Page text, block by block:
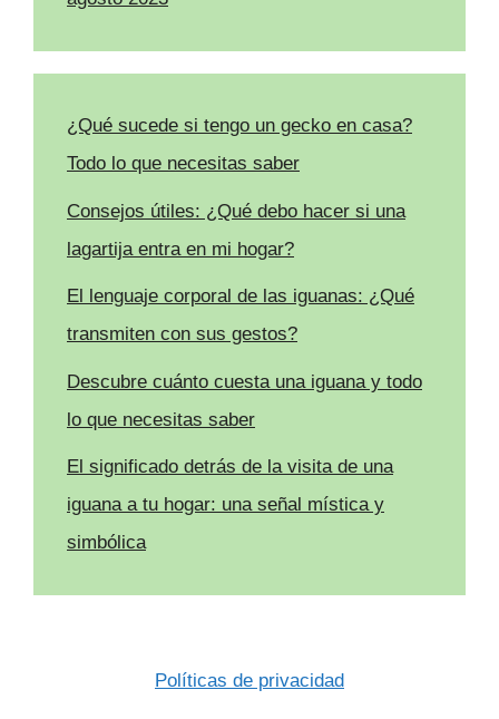
¿Qué sucede si tengo un gecko en casa?
Todo lo que necesitas saber
Consejos útiles: ¿Qué debo hacer si una
lagartija entra en mi hogar?
El lenguaje corporal de las iguanas: ¿Qué
transmiten con sus gestos?
Descubre cuánto cuesta una iguana y todo
lo que necesitas saber
El significado detrás de la visita de una
iguana a tu hogar: una señal mística y
simbólica
Políticas de privacidad